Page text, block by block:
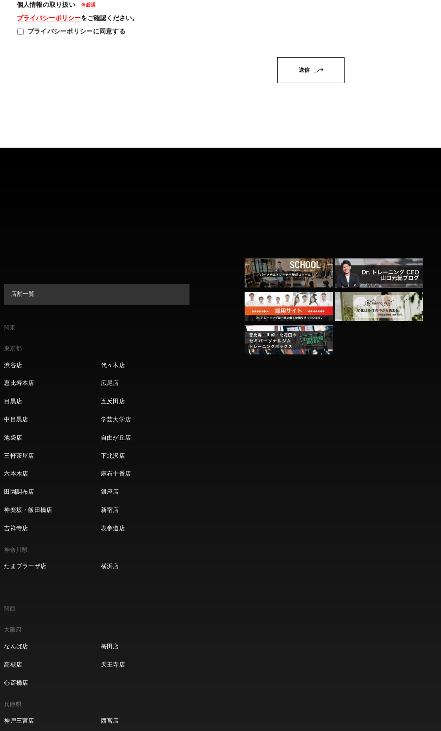
個人情報の取り扱い
プライバシーポリシーをご確認ください。
プライバシーポリシーに同意する
店舗一覧
関東
東京都
渋谷店 代々木店
恵比寿本店 広尾店
目黒店 五反田店
中目黒店 学芸大学店
池袋店 自由が丘店
三軒茶屋店 下北沢店
六本木店 麻布十番店
田園調布店 銀座店
神楽坂・飯田橋店 新宿店
吉祥寺店 表参道店
神奈川県
たまプラーザ店 横浜店
関西
大阪府
なんば店 梅田店
高槻店 天王寺店
心斎橋店
兵庫県
神戸三宮店 西宮店